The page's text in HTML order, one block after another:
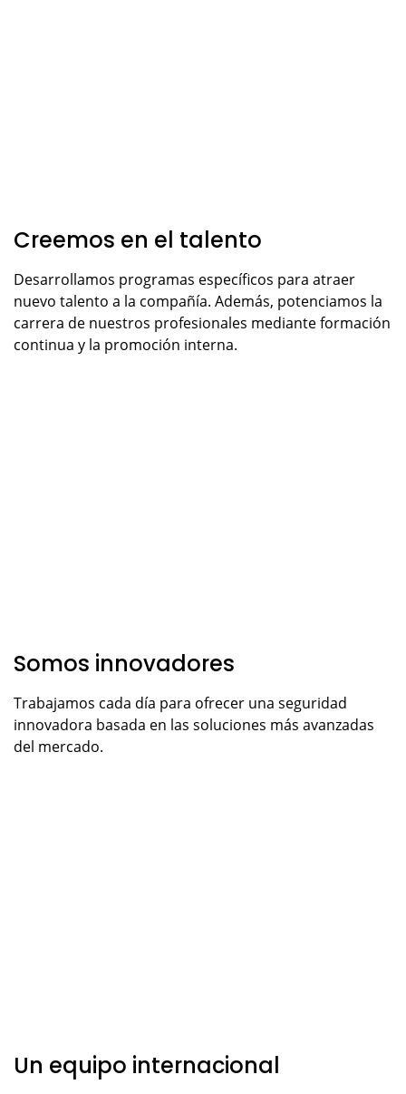
Creemos en el talento
Desarrollamos programas específicos para atraer
nuevo talento a la compañía. Además, potenciamos la
carrera de nuestros profesionales mediante formación
continua y la promoción interna.
Somos innovadores
Trabajamos cada día para ofrecer una seguridad
innovadora basada en las soluciones más avanzadas
del mercado.
Un equipo internacional